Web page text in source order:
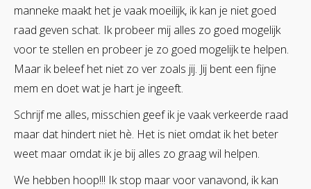
manneke maakt het je vaak moeilijk, ik kan je niet goed
raad geven schat. Ik probeer mij alles zo goed mogelijk
voor te stellen en probeer je zo goed mogelijk te helpen.
Maar ik beleef het niet zo ver zoals jij. Jij bent een fijne
mem en doet wat je hart je ingeeft.
Schrijf me alles, misschien geef ik je vaak verkeerde raad
maar dat hindert niet hè. Het is niet omdat ik het beter
weet maar omdat ik je bij alles zo graag wil helpen.
We hebben hoop!!! Ik stop maar voor vanavond, ik kan